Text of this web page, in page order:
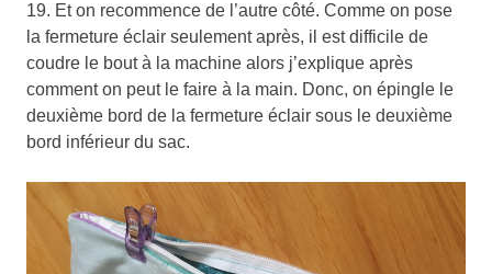
19. Et on recommence de l’autre côté. Comme on pose
la fermeture éclair seulement après, il est difficile de
coudre le bout à la machine alors j’explique après
comment on peut le faire à la main. Donc, on épingle le
deuxième bord de la fermeture éclair sous le deuxième
bord inférieur du sac.